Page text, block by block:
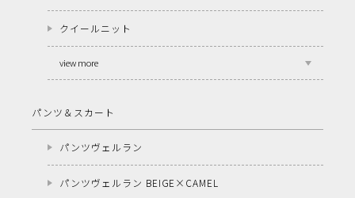
クイールニット
view more
パンツ＆スカート
パンツヴェルラン
パンツヴェルラン BEIGE×CAMEL